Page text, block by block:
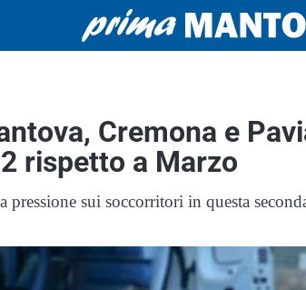
Cremona e
rispetto a Marzo
sui soccorritori in questa